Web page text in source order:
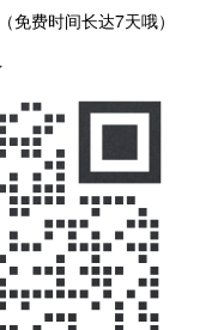
免费时间长达7天哦）